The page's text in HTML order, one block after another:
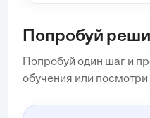
вне интервала(a, 3a)...
Попробуй
Попробуй один шаг и
обучения или